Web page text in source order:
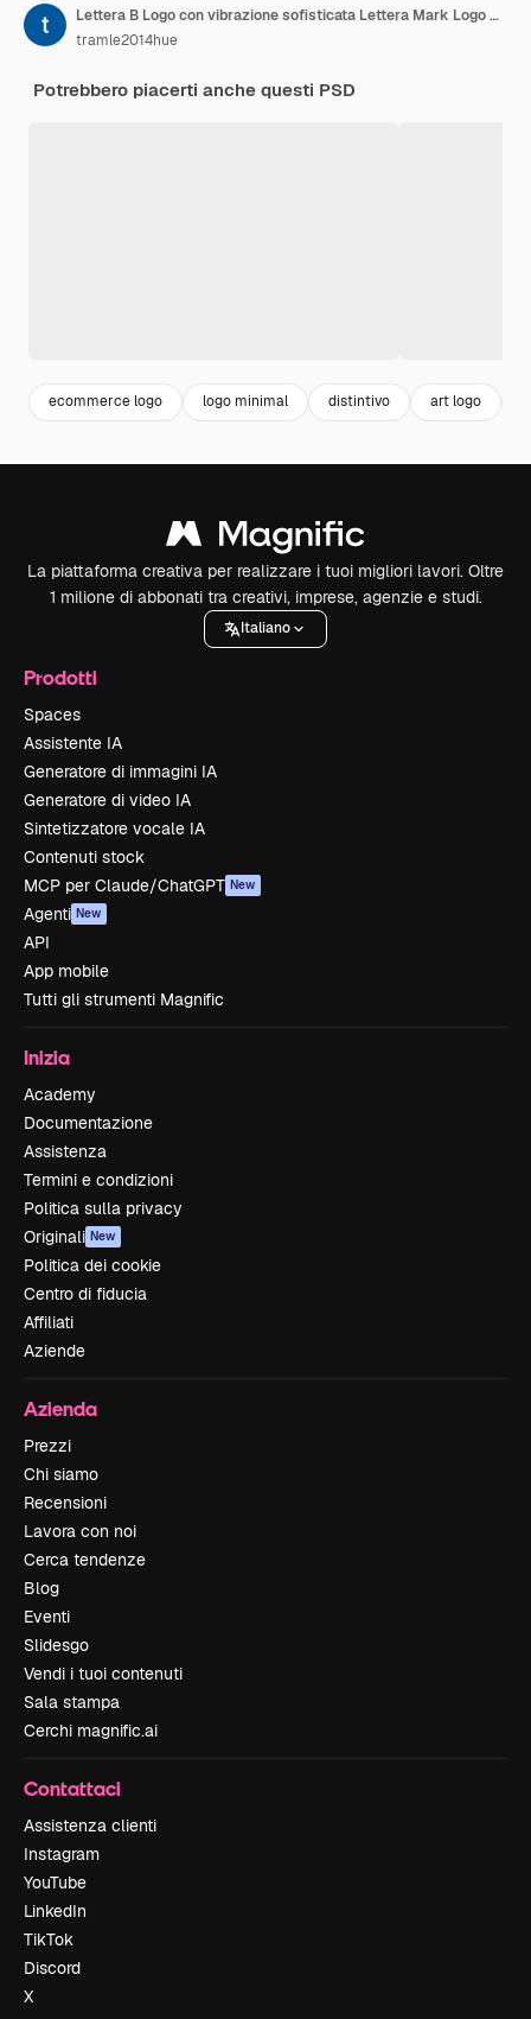
Lettera B Logo con vibrazione sofisticata Lettera Mark Logo Stile Illustrazione Logo Disegni vettoriali
tramle2014hue
Potrebbero piacerti anche questi PSD
ecommerce logo logo minimal distintivo art logo
La piattaforma creativa per realizzare i tuoi migliori lavori. Oltre
1 milione di abbonati tra creativi, imprese, agenzie e studi.
Italiano
Prodotti
Spaces
Assistente IA
Generatore di immagini IA
Generatore di video IA
Sintetizzatore vocale IA
Contenuti stock
MCP per Claude/ChatGPT New
Agenti New
API
App mobile
Tutti gli strumenti Magnific
Inizia
Academy
Documentazione
Assistenza
Termini e condizioni
Politica sulla privacy
Originali New
Politica dei cookie
Centro di fiducia
Affiliati
Aziende
Azienda
Prezzi
Chi siamo
Recensioni
Lavora con noi
Cerca tendenze
Blog
Eventi
Slidesgo
Vendi i tuoi contenuti
Sala stampa
Cerchi magnific.ai
Contattaci
Assistenza clienti
Instagram
YouTube
LinkedIn
TikTok
Discord
X